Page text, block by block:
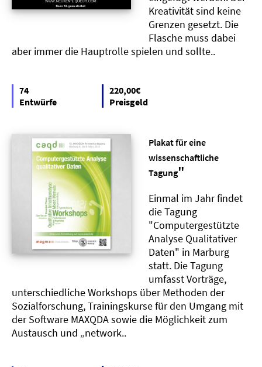
Kreativität sind keine
Grenzen gesetzt. Die
Flasche muss dabei
aber immer die Hauptrolle spielen und sollte..
74
Entwürfe
220,00€
Preisgeld
Plakat für eine
wissenschaftliche
Tagung"
Einmal im Jahr findet
die Tagung
"Computergestützte
Analyse Qualitativer
Daten" in Marburg
statt. Die Tagung
umfasst Vorträge,
unterschiedliche Workshops über Methoden der
Sozialforschung, Trainingskurse für den Umgang mit
der Software MAXQDA sowie die Möglichkeit zum
Austausch und „network..